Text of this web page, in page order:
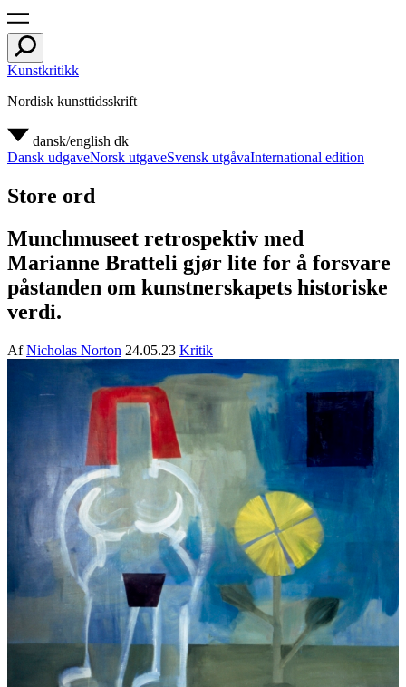
Kunstkritikk
Nordisk kunsttidsskrift
dansk/english dk
Dansk udgaveNorsk utgaveSvensk utgåvaInternational edition
Store ord
Munchmuseet retrospektiv med
Marianne Bratteli gjør lite for å forsvare
påstanden om kunstnerskapets historiske
verdi.
AfNicholas Norton 24.05.23 Kritik